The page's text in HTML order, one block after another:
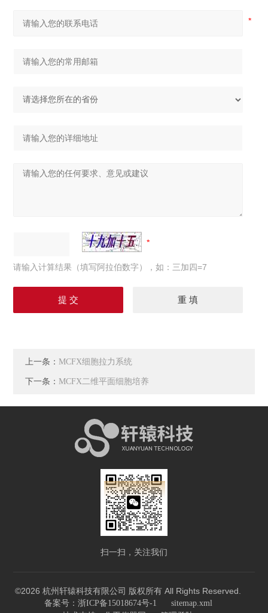
请输入计算结果（填写阿拉伯数字），如：三加四=7
上一条： MCFX细胞拉力系统
下一条： MCFX二维平面细胞培养
扫一扫，关注我们
©2026 杭州轩辕科技有限公司 版权所有 All Rights Reserved.
备案号：浙ICP备15018674号-1 sitemap.xml